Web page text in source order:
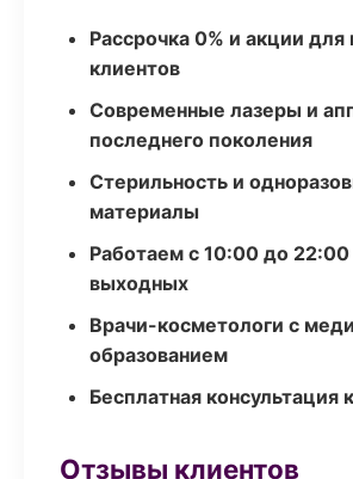
Рассрочка 0% и акции для
клиентов
Современные лазеры и
последнего поколения
Стерильность и
материалы
Работаем с 10:00 до 22:00
выходных
Врачи-косметологи с
образованием
Бесплатная консультация
Отзывы клиентов